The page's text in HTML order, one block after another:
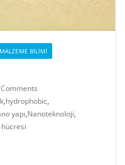
MALZEME BILIMI
,hydrophobic,
yapı,Nanoteknoloji,
hücresi